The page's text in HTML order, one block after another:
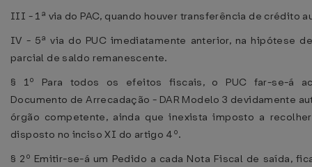
III - 1ª via do PAC, quando houver transferência de crédito
IV - 5ª via do PUC imediatamente anterior, na hipótese
parcial de saldo remanescente.
§ 1º Para todos os efeitos fiscais, o PUC far-se-á
Documento de Arrecadação - DAR Modelo 3 devidamente
órgão competente, ainda que inexista imposto a
disposto no inciso XI do artigo 4º.
§ 2º Emitir-se-á um Pedido a cada Nota Fiscal de saída,